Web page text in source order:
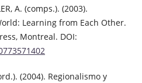
A. (comps.). (2003).
Learning from Each Other.
Montreal. DOI:
(2004). Regionalismo y